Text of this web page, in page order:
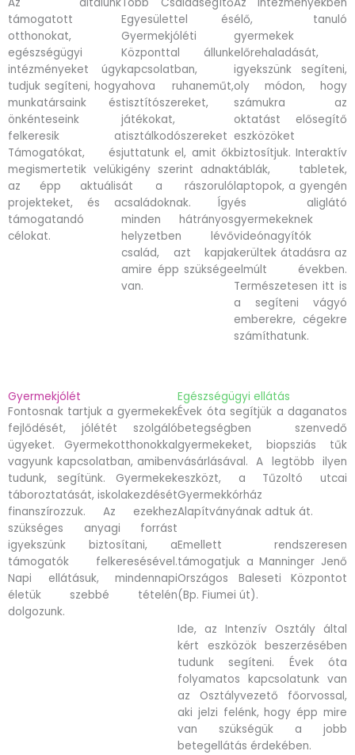
támogatott
otthonokat,
egészségügyi
intézményeket úgy
tudjuk segíteni, hogy
munkatársaink és
önkénteseink
felkeresik a
Támogatókat, és
megismertetik velük
az épp aktuális
projekteket, és a
támogatandó
célokat.
Egyesülettel és
Gyermekjóléti
Központtal állunk
kapcsolatban,
ahova ruhaneműt,
tisztítószereket,
játékokat,
tisztálkodószereket
juttatunk el, amit ők
igény szerint adnak
át a rászoruló
családoknak. Így
minden hátrányos
helyzetben lévő
család, azt kapja
amire épp szüksége
van.
élő, tanuló
gyermekek
előrehaladását,
igyekszünk segíteni,
oly módon, hogy
számukra az
oktatást elősegítő
eszközöket
biztosítjuk. Interaktív
táblák, tabletek,
laptopok, a gyengén
és aliglátó
gyermekeknek
videónagyítók
kerültek átadásra az
elmúlt években.
Természetesen itt is
a segíteni vágyó
emberekre, cégekre
számíthatunk.
Gyermekjólét
Fontosnak tartjuk a gyermekek
fejlődését, jólétét szolgáló
ügyeket. Gyermekotthonokkal
vagyunk kapcsolatban, amiben
tudunk, segítünk. Gyermekek
táboroztatását, iskolakezdését
finanszírozzuk. Az ezekhez
szükséges anyagi forrást
igyekszünk biztosítani, a
támogatók felkeresésével.
Napi ellátásuk, mindennapi
életük szebbé tételén
dolgozunk.
Egészségügyi ellátás
Évek óta segítjük a daganatos
betegségben szenvedő
gyermekeket, biopsziás tűk
vásárlásával. A legtöbb ilyen
eszközt, a Tűzoltó utcai
Gyermekkórház
Alapítványának adtuk át.
Emellett rendszeresen
támogatjuk a Manninger Jenő
Országos Baleseti Központot
(Bp. Fiumei út).
Ide, az Intenzív Osztály által
kért eszközök beszerzésében
tudunk segíteni. Évek óta
folyamatos kapcsolatunk van
az Osztályvezető főorvossal,
aki jelzi felénk, hogy épp mire
van szükségük a jobb
betegellátás érdekében.